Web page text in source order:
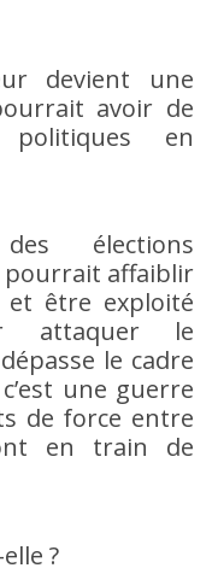
devient une
avoir de
politiques en
élections
pourrait affaiblir
et être exploité
attaquer le
le cadre
une guerre
de force entre
en train de
?